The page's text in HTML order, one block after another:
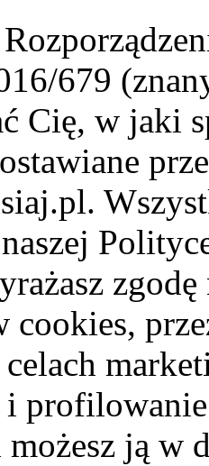
679
Cię, w jaki
ją w